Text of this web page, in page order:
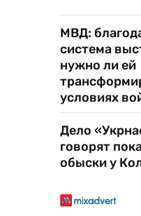
МВД:
система
нужно ли ей
условиях
Дело
говорят
обыски у